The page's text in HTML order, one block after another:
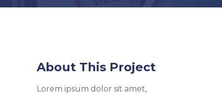
About This Project
Lorem ipsum dolor sit amet,